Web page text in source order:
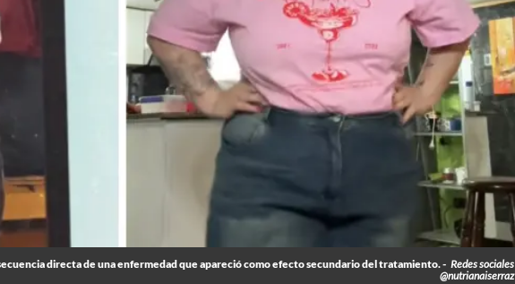
directa de una enfermedad que apareció como efecto secundario del tratamiento. - Redes sociales
@nutrianaiserraz